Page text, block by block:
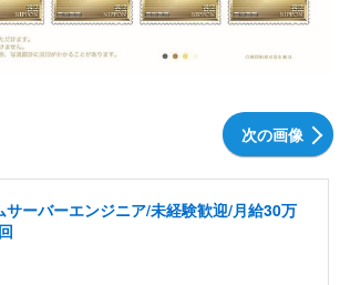
次の画像
ーバーエンジニア/未経験歓迎/月給30万